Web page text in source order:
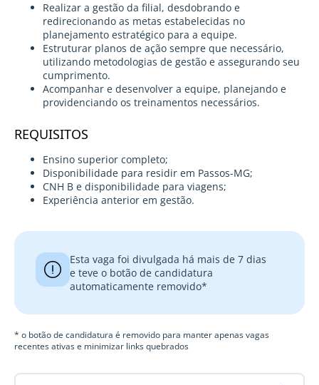
Realizar a gestão da filial, desdobrando e
redirecionando as metas estabelecidas no
planejamento estratégico para a equipe.
Estruturar planos de ação sempre que necessário,
utilizando metodologias de gestão e assegurando seu
cumprimento.
Acompanhar e desenvolver a equipe, planejando e
providenciando os treinamentos necessários.
REQUISITOS
Ensino superior completo;
Disponibilidade para residir em Passos-MG;
CNH B e disponibilidade para viagens;
Experiência anterior em gestão.
Esta vaga foi divulgada há mais de 7 dias
e teve o botão de candidatura
automaticamente removido*
* o botão de candidatura é removido para manter apenas vagas
recentes ativas e minimizar links quebrados